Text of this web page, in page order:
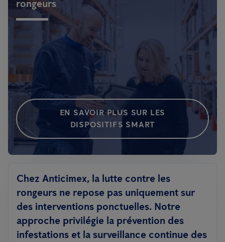
rongeurs
EN SAVOIR PLUS SUR LES
DISPOSITIFS SMART
Chez Anticimex, la lutte contre les
rongeurs ne repose pas uniquement sur
des interventions ponctuelles. Notre
approche privilégie la prévention des
infestations et la surveillance continue des